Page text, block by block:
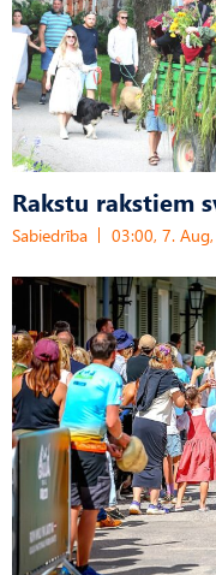
Rakstu rakstiem
Sabiedrība 03:00, 7.